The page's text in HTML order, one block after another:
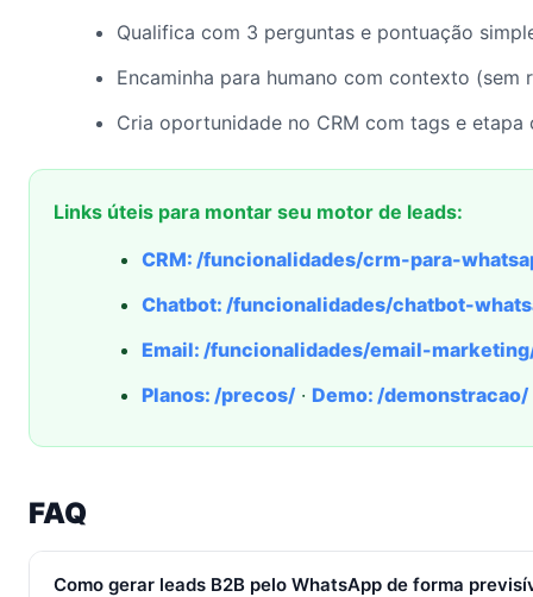
Qualifica com 3 perguntas e pontuação
Encaminha para humano com contexto (sem
Cria oportunidade no CRM com tags e etapa
Links úteis para montar seu motor de leads:
CRM: /funcionalidades/crm-para-
Chatbot: /funcionalidades/chatbot-
Email: /funcionalidades/email-
Planos: /precos/ · Demo: /demonstracao/
FAQ
Como gerar leads B2B pelo WhatsApp de forma